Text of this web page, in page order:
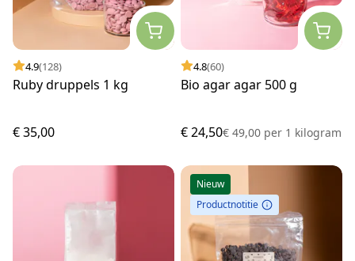
4.9(128)
Ruby druppels 1 kg
€ 35,00
4.8(60)
Bio agar agar 500 g
€ 24,50€ 49,00 per 1 kilogram
Nieuw
Productnotitie